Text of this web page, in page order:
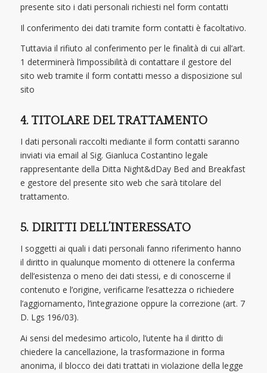
presente sito i dati personali richiesti nel form contatti
Il conferimento dei dati tramite form contatti è facoltativo.
Tuttavia il rifiuto al conferimento per le finalità di cui all’art.
1 determinerà l’impossibilità di contattare il gestore del
sito web tramite il form contatti messo a disposizione sul
sito
4. TITOLARE DEL TRATTAMENTO
I dati personali raccolti mediante il form contatti saranno
inviati via email al Sig. Gianluca Costantino legale
rappresentante della Ditta Night&dDay Bed and Breakfast
e gestore del presente sito web che sarà titolare del
trattamento.
5. DIRITTI DELL’INTERESSATO
I soggetti ai quali i dati personali fanno riferimento hanno
il diritto in qualunque momento di ottenere la conferma
dell’esistenza o meno dei dati stessi, e di conoscerne il
contenuto e l’origine, verificarne l’esattezza o richiedere
l’aggiornamento, l’integrazione oppure la correzione (art. 7
D. Lgs 196/03).
Ai sensi del medesimo articolo, l’utente ha il diritto di
chiedere la cancellazione, la trasformazione in forma
anonima, il blocco dei dati trattati in violazione della legge